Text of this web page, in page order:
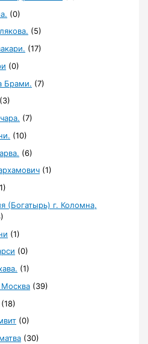
(0)
(5)
(17)
(0)
Брами. (7)
(3)
(7)
(10)
(6)
(1)
(Богатырь) г. Коломна,
(1)
(0)
(1)
(39)
(18)
(0)
(30)